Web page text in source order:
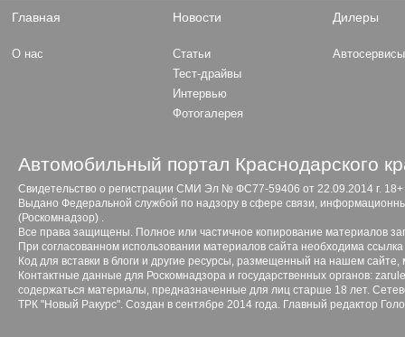
Главная
О нас
Новости
Статьи
Тест-драйвы
Интервью
Фотогалерея
Дилеры
Автосервисы
Автомобильный портал Краснодарского
Свидетельство о регистрации СМИ Эл № ФС77-59406 от 22.09.2014 г. 18+
Выдано Федеральной службой по надзору в сфере связи,
(Роскомнадзор) .
Все права защищены. Полное или частичное копирование материалов
При согласованном использовании материалов сайта необходима ссылка
Код для вставки в блоги и другие ресурсы, размещенный на нашем сайте,
Контактные данные для Роскомнадзора и государственных органов:
содержаться материалы, предназначенные для лиц старше 18 лет.
ТРК "Новый Ракурс". Создан в сентябре 2014 года. Главный редактор